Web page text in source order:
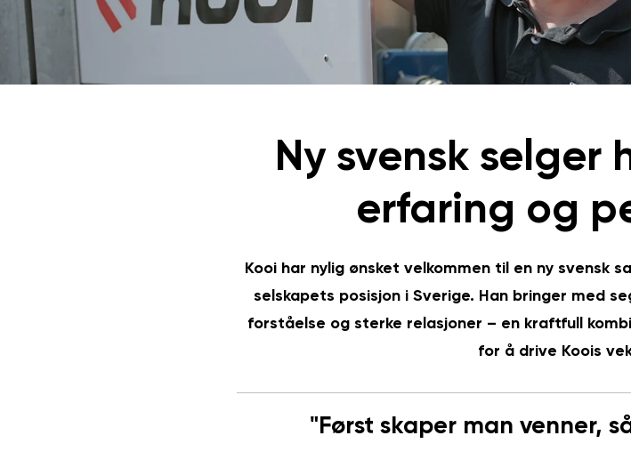
Ny svensk selger
erfaring og
Kooi har nylig ønsket velkommen til en ny svensk
selskapets posisjon i Sverige. Han bringer med
forståelse og sterke relasjoner – en kraftfull
for å drive Koois
"Først skaper man venner,